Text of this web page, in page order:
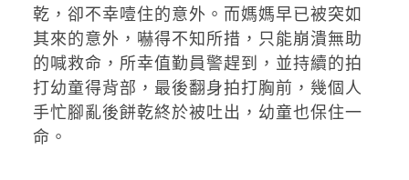
乾，卻不幸噎住的意外。而媽媽早已被突如
其來的意外，嚇得不知所措，只能崩潰無助
的喊救命，所幸值勤員警趕到，並持續的拍
打幼童得背部，最後翻身拍打胸前，幾個人
手忙腳亂後餅乾終於被吐出，幼童也保住一
命。